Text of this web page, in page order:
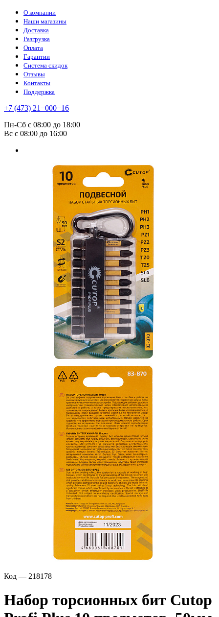
О компании
Наши магазины
Доставка
Разгрузка
Оплата
Гарантии
Система скидок
Отзывы
Контакты
Поддержка
+7 (473) 21−000−16
Пн-Сб с 08:00 до 18:00
Вс с 08:00 до 16:00
Код — 218178
Набор торсионных бит Cutop